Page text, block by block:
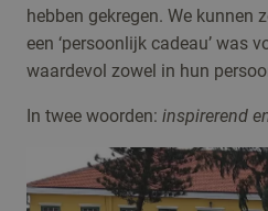
hebben gekregen. We kunnen
een ‘persoonlijk cadeau’ was
waardevol zowel in hun
In twee woorden: inspirerend